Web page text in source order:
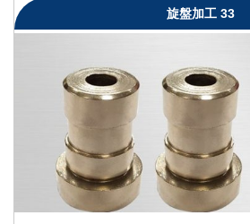
旋盤加工 33